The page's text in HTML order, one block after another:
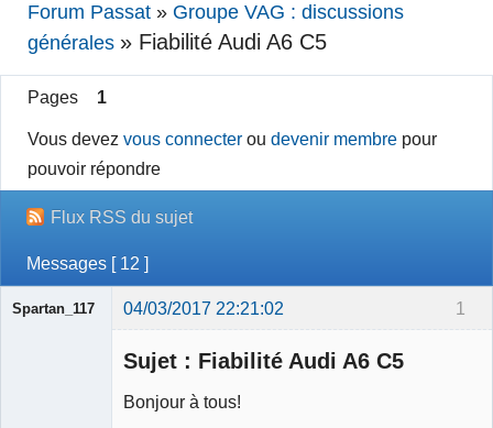
Forum Passat » Groupe VAG : discussions
générales » Fiabilité Audi A6 C5
Pages 1
Vous devezvous connecter oudevenir membre pour
pouvoir répondre
Flux RSS du sujet
Messages [ 12 ]
1
Spartan_117 04/03/2017 22:21:02
Sujet : Fiabilité Audi A6 C5
Bonjour à tous!